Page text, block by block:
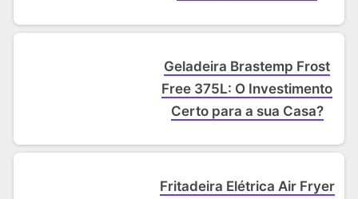
Geladeira Brastemp Frost
Free 375L: O Investimento
Certo para a sua Casa?
Fritadeira Elétrica Air Fryer